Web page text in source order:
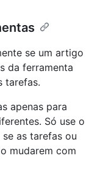
se um artigo
da ferramenta
tarefas.
apenas para
Só use o
as tarefas ou
mudarem com